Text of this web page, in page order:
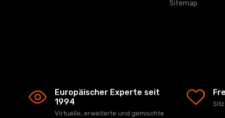
Sitemap
Europäischer Experte seit
1994
Virtuelle, erweiterte und gemischte